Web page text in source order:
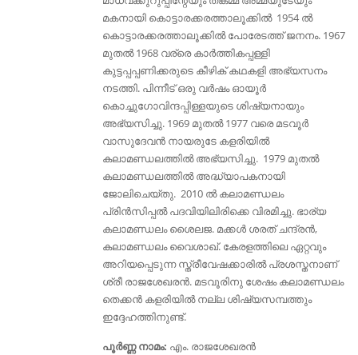
മകനായി കൊട്ടാരക്കരത്താലൂക്കില്‍ 1954 ല്‍
കൊട്ടാരക്കരത്താലൂക്കില്‍ പോരേടത്ത് ജനനം. 1967
മുതല്‍ 1968 വര്രെ‍ കാര്‍ത്തികപ്പള്ളി
കുട്ടപ്പപ്പണിക്കരുടെ കീഴിക് കഥകളി അഭ്യസനം
നടത്തി. പിന്നീട് ഒരു വര്‍ഷം ഓയൂര്‍
കൊച്ചുഗോവിന്ദപ്പിള്ളയുടെ ശിഷ്യനായും
അഭ്യസിച്ചു. 1969 മുതല്‍ 1977 വരെ മടവൂര്‍
വാസുദേവന്‍ നായരുടേ കളരിയില്‍
കലാമണ്ഡലത്തില്‍ അഭ്യസിച്ചു. 1979 മുതല്‍
കലാമണ്ഡലത്തില്‍ അദ്ധ്യാപകനായി
ജോലിചെയ്തു. 2010 ല്‍ കലാമണ്ഡലം
പ്രിന്‍സിപ്പല്‍ പദവിയിലിരിക്കെ വിരമിച്ചു. ഭാര്യ
കലാമണ്ഡലം ശൈലജ. മക്കള്‍ ശരത് ചന്ദ്രന്‍,
കലാമണ്ഡലം വൈശാഖ്. കേരളത്തിലെ ഏറ്റവും
അറിയപ്പെടുന്ന സ്ത്രീവേഷക്കാരില്‍ പ്രശസ്തനാണ്
ശ്രീ രാജശേഖരന്‍. മടവൂരിനു ശേഷം കലാമണ്ഡലം
തെക്കന്‍ കളരിയില്‍ നല്ല ശിഷ്യസമ്പത്തും
ഇദ്ദേഹത്തിനുണ്ട്.
പൂർണ്ണ നാമം: എം. രാജശേഖരന്‍